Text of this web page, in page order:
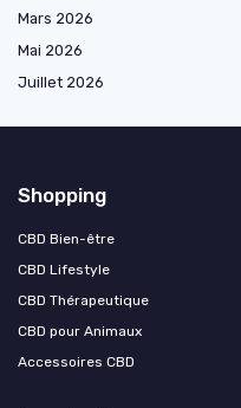
Mars 2026
Mai 2026
Juillet 2026
Shopping
CBD Bien-être
CBD Lifestyle
CBD Thérapeutique
CBD pour Animaux
Accessoires CBD